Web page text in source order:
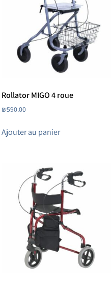
Rollator MIGO 4 roue
₪590.00
Ajouter au panier